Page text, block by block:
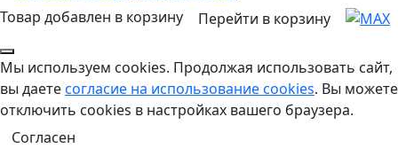
Товар добавлен в корзину
Перейти в корзину
Мы используем cookies. Продолжая использовать сайт,
вы даетесогласие на использование cookies. Вы можете
отключить cookies в настройках вашего браузера.
Согласен